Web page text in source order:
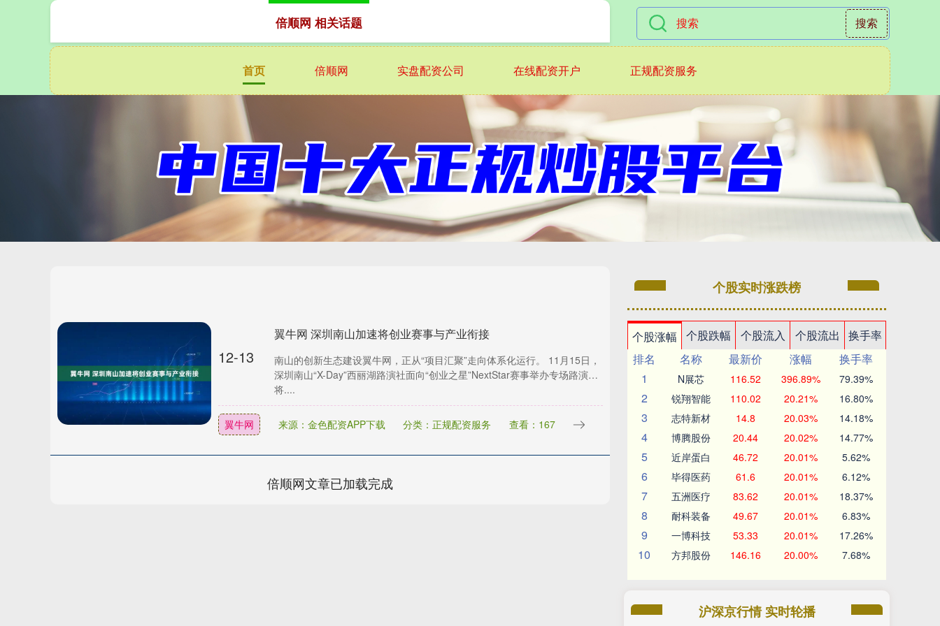
搜索
首页 倍顺网 实盘配资公司 在线配资开户 正规配资服务
倍顺网 相关话题
12-13
翼牛网 深圳南山加速将创业赛事与产业衔接
南山的创新生态建设翼牛网，正从“项目汇聚”走向体系化运行。 11月15日，
深圳南山“X-Day”西丽湖路演社面向“创业之星”NextStar赛事举办专场路演，
将....
翼牛网 来源：金色配资APP下载 分类：正规配资服务 查看：167
倍顺网文章已加载完成
个股实时涨跌榜
个股涨幅 个股跌幅 个股流入 个股流出
换手率
排名
名称 最新价 涨幅
换手率
1
N展芯 116.52 396.89% 79.39%
2 锐翔智能 110.02 20.21% 16.80%
3 志特新材 14.8 20.03% 14.18%
4 博腾股份 20.44 20.02% 14.77%
5 近岸蛋白 46.72 20.01% 5.62%
6 毕得医药 61.6 20.01% 6.12%
7 五洲医疗 83.62 20.01% 18.37%
8 耐科装备 49.67 20.01% 6.83%
9 一博科技 53.33 20.01% 17.26%
10 方邦股份 146.16 20.00% 7.68%
沪深京行情 实时轮播